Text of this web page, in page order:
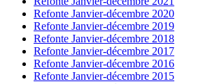
Refonte Janvier-décembre 2020
Refonte Janvier-décembre 2019
Refonte Janvier-décembre 2018
Refonte Janvier-décembre 2017
Refonte Janvier-décembre 2016
Refonte Janvier-décembre 2015